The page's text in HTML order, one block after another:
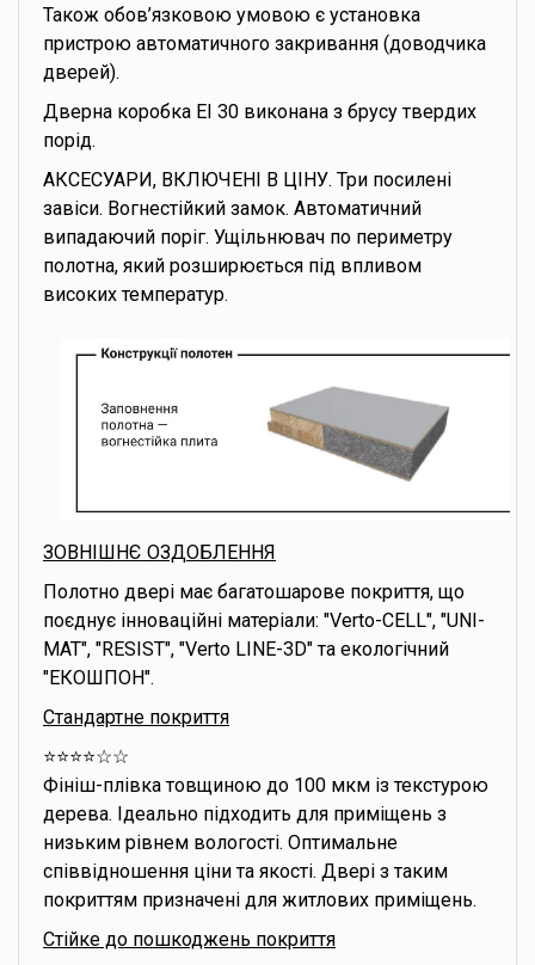
Також обов’язковою умовою є установка
пристрою автоматичного закривання (доводчика
дверей).
Дверна коробка EI 30 виконана з брусу твердих
порід.
АКСЕСУАРИ, ВКЛЮЧЕНІ В ЦІНУ. Три посилені
завіси. Вогнестійкий замок. Автоматичний
випадаючий поріг. Ущільнювач по периметру
полотна, який розширюється під впливом
високих температур.
ЗОВНІШНЄ ОЗДОБЛЕННЯ
Полотно двері має багатошарове покриття, що
поєднує інноваційні матеріали: "Verto-CELL", "UNI-
MAT", "RESIST", "Verto LINE-3D" та екологічний
"ЕКОШПОН".
Стандартне покриття
⭐️⭐️⭐️⭐️☆☆
Фініш-плівка товщиною до 100 мкм із текстурою
дерева. Ідеально підходить для приміщень з
низьким рівнем вологості. Оптимальне
співвідношення ціни та якості. Двері з таким
покриттям призначені для житлових приміщень.
Стійке до пошкоджень покриття